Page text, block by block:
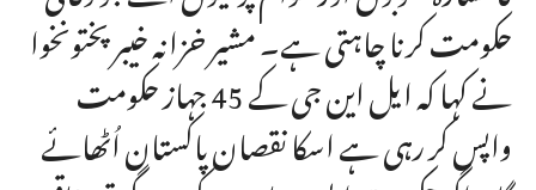
حکومت کرنا چاہتی ہے۔ مشیر خزانہ خیبرپختونخوا
نے کہا کہ ایل این جی کے 45 جہاز حکومت
واپس کر رہی ہے اسکا نقصان پاکستان اُٹھائے